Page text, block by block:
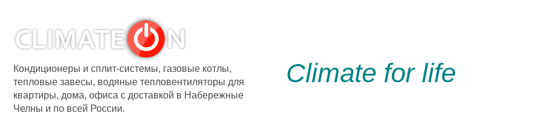
Кондиционеры и сплит-системы, газовые котлы,
тепловые завесы, водяные тепловентиляторы для
квартиры, дома, офиса с доставкой в Набережные
Челны и по всей России.
Climate for life